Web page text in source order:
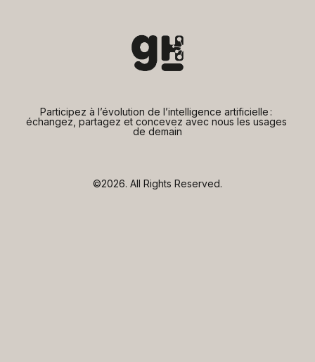
Participez à l’évolution de l’intelligence artificielle :
échangez, partagez et concevez avec nous les usages
de demain
©2026. All Rights Reserved.